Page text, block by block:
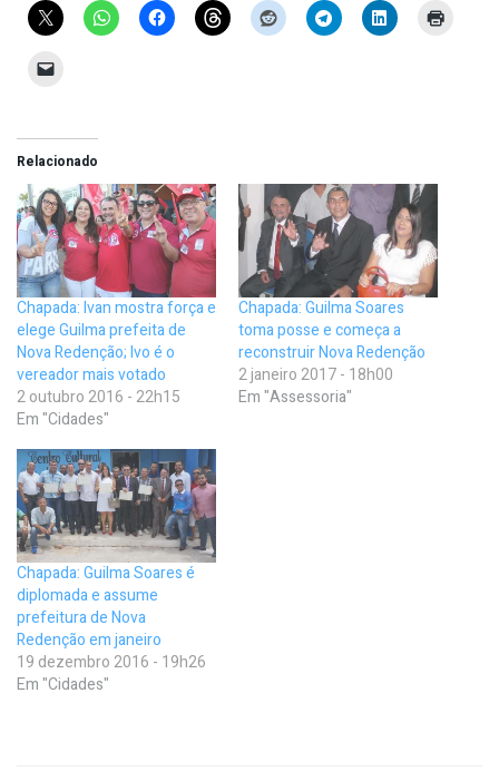
Relacionado
Chapada: Ivan mostra força e
elege Guilma prefeita de
Nova Redenção; Ivo é o
vereador mais votado
2 outubro 2016 - 22h15
Em "Cidades"
Chapada: Guilma Soares
toma posse e começa a
reconstruir Nova Redenção
2 janeiro 2017 - 18h00
Em "Assessoria"
Chapada: Guilma Soares é
diplomada e assume
prefeitura de Nova
Redenção em janeiro
19 dezembro 2016 - 19h26
Em "Cidades"